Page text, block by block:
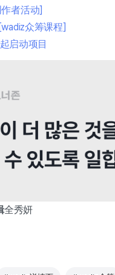
者活动]
众筹课程]
启动项目
全秀妍